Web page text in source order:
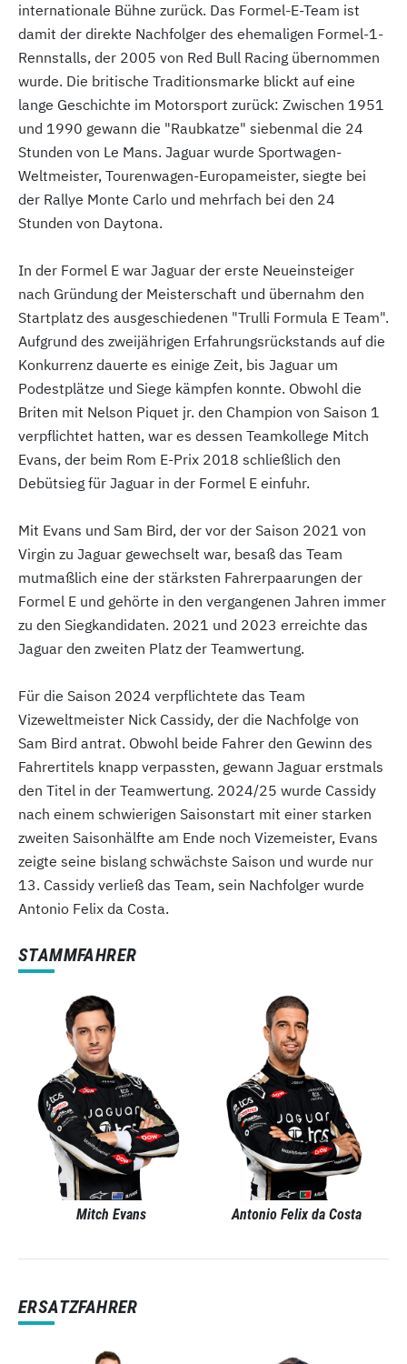
internationale Bühne zurück. Das Formel-E-Team ist
damit der direkte Nachfolger des ehemaligen Formel-1-
Rennstalls, der 2005 von Red Bull Racing übernommen
wurde. Die britische Traditionsmarke blickt auf eine
lange Geschichte im Motorsport zurück: Zwischen 1951
und 1990 gewann die "Raubkatze" siebenmal die 24
Stunden von Le Mans. Jaguar wurde Sportwagen-
Weltmeister, Tourenwagen-Europameister, siegte bei
der Rallye Monte Carlo und mehrfach bei den 24
Stunden von Daytona.
In der Formel E war Jaguar der erste Neueinsteiger
nach Gründung der Meisterschaft und übernahm den
Startplatz des ausgeschiedenen "Trulli Formula E Team".
Aufgrund des zweijährigen Erfahrungsrückstands auf die
Konkurrenz dauerte es einige Zeit, bis Jaguar um
Podestplätze und Siege kämpfen konnte. Obwohl die
Briten mit Nelson Piquet jr. den Champion von Saison 1
verpflichtet hatten, war es dessen Teamkollege Mitch
Evans, der beim Rom E-Prix 2018 schließlich den
Debütsieg für Jaguar in der Formel E einfuhr.
Mit Evans und Sam Bird, der vor der Saison 2021 von
Virgin zu Jaguar gewechselt war, besaß das Team
mutmaßlich eine der stärksten Fahrerpaarungen der
Formel E und gehörte in den vergangenen Jahren immer
zu den Siegkandidaten. 2021 und 2023 erreichte das
Jaguar den zweiten Platz der Teamwertung.
Für die Saison 2024 verpflichtete das Team
Vizeweltmeister Nick Cassidy, der die Nachfolge von
Sam Bird antrat. Obwohl beide Fahrer den Gewinn des
Fahrertitels knapp verpassten, gewann Jaguar erstmals
den Titel in der Teamwertung. 2024/25 wurde Cassidy
nach einem schwierigen Saisonstart mit einer starken
zweiten Saisonhälfte am Ende noch Vizemeister, Evans
zeigte seine bislang schwächste Saison und wurde nur
13. Cassidy verließ das Team, sein Nachfolger wurde
Antonio Felix da Costa.
STAMMFAHRER
Mitch Evans Antonio Felix da Costa
ERSATZFAHRER